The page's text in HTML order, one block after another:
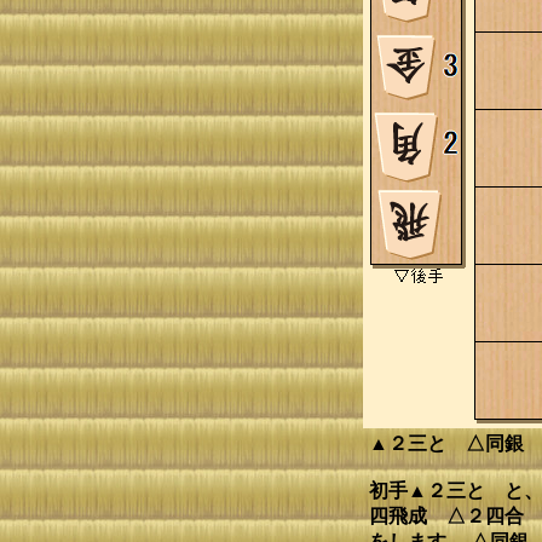
▲２三と △同銀
初手▲２三と と
四飛成 △２四合